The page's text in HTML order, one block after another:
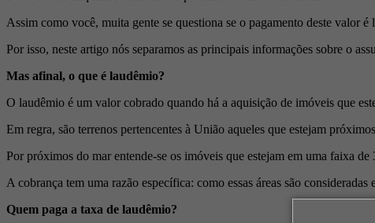
Assim como você, muita gente se questiona se o pagamento deste valor é
Por isso, neste artigo nós separamos as principais informações sobre o
Mas afinal, o que é laudêmio?
O laudêmio é um valor cobrado quando há a aquisição de imóveis que
Em regra, são terrenos pertencentes à União aqueles que estejam
Por próximos do mar entende-se os imóveis que estejam em uma faixa
A cobrança tem uma razão específica: como essas áreas são
Quem paga a taxa de laudêmio?